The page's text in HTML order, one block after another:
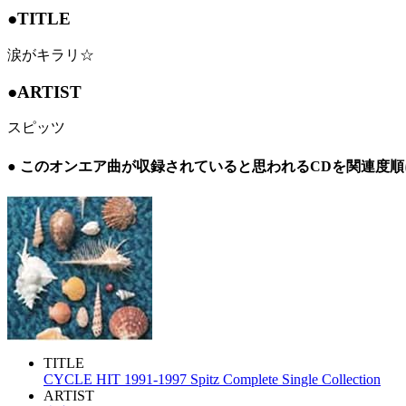
●TITLE
涙がキラリ☆
●ARTIST
スピッツ
● このオンエア曲が収録されていると思われるCDを関連度
TITLE
CYCLE HIT 1991-1997 Spitz Complete Single Collection
ARTIST